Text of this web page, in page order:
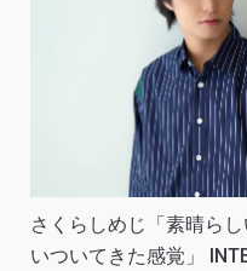
さくらしめじ「素晴ら
いついてきた感覚」